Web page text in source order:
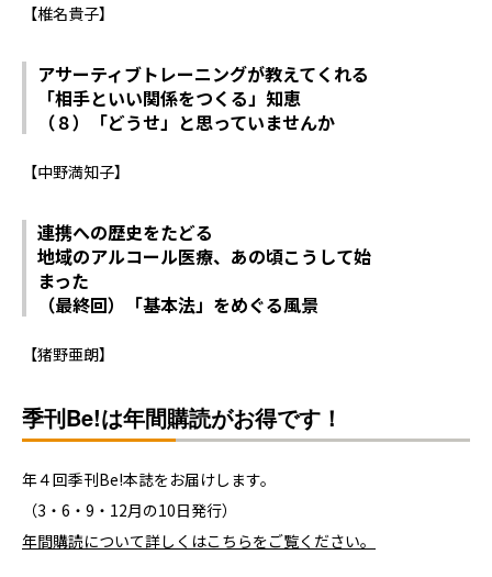
【椎名貴子】
アサーティブトレーニングが教えてくれる
「相手といい関係をつくる」知恵
（８）「どうせ」と思っていませんか
【中野満知子】
連携への歴史をたどる
地域のアルコール医療、あの頃こうして始
まった
（最終回）「基本法」をめぐる風景
【猪野亜朗】
季刊Be!は年間購読がお得です！
年４回季刊Be!本誌をお届けします。
（3・6・9・12月の10日発行）
年間購読について詳しくはこちらをご覧ください。